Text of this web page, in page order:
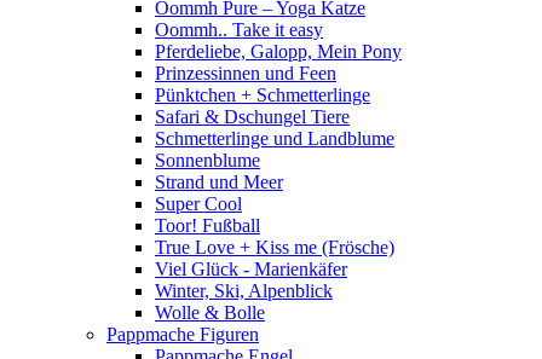
Oommh Pure – Yoga Katze
Oommh.. Take it easy
Pferdeliebe, Galopp, Mein Pony
Prinzessinnen und Feen
Pünktchen + Schmetterlinge
Safari & Dschungel Tiere
Schmetterlinge und Landblume
Sonnenblume
Strand und Meer
Super Cool
Toor! Fußball
True Love + Kiss me (Frösche)
Viel Glück - Marienkäfer
Winter, Ski, Alpenblick
Wolle & Bolle
Pappmache Figuren